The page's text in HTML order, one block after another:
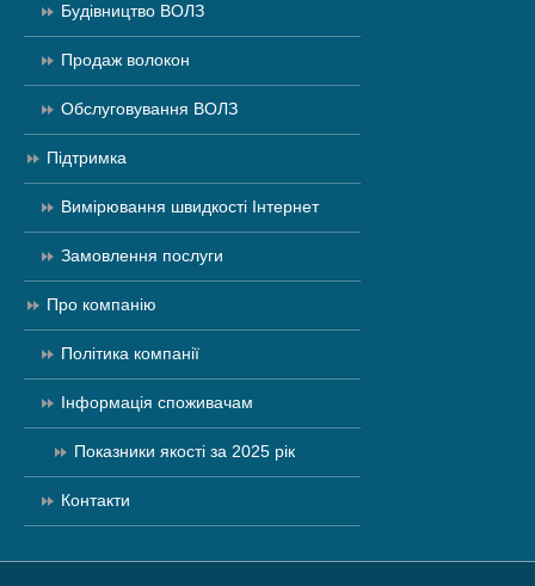
Будівництво ВОЛЗ
Продаж волокон
Обслуговування ВОЛЗ
Підтримка
Вимірювання швидкості Інтернет
Замовлення послуги
Про компанію
Політика компанії
Інформація споживачам
Показники якості за 2025 рік
Контакти